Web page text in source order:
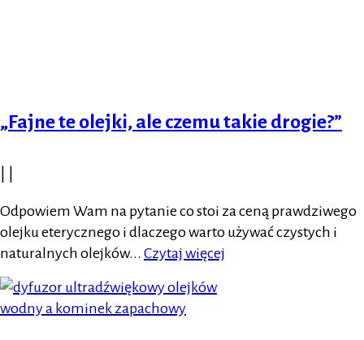
„Fajne te olejki, ale czemu takie drogie?”
Odpowiem Wam na pytanie co stoi za ceną prawdziwego
olejku eterycznego i dlaczego warto używać czystych i
naturalnych olejków... Czytaj więcej